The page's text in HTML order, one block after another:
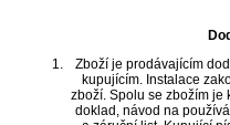
Zboží je prodávajícím
kupujícím. Instalace
zboží. Spolu se zbožím
doklad, návod na